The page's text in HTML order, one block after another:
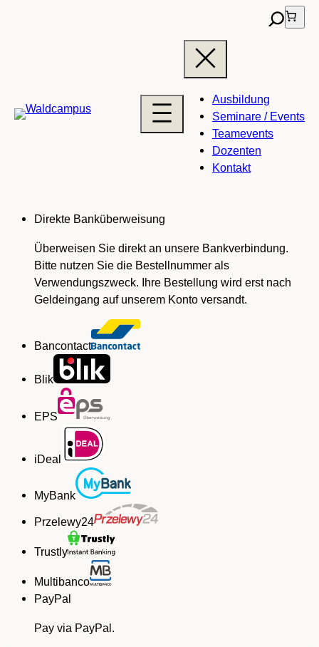
Suche
Ausbildung
Seminare / Events
Teamevents
Dozenten
Kontakt
Direkte Banküberweisung
Überweisen Sie direkt an unsere Bankverbindung.
Bitte nutzen Sie die Bestellnummer als
Verwendungszweck. Ihre Bestellung wird erst nach
Geldeingang auf unserem Konto versandt.
Bancontact
Blik
EPS
iDeal
MyBank
Przelewy24
Trustly
Multibanco
PayPal
Pay via PayPal.